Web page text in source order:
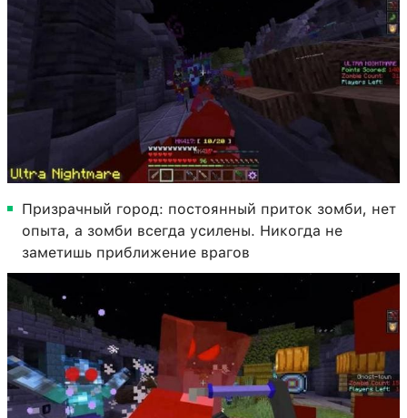
Призрачный город: постоянный приток зомби, нет
опыта, а зомби всегда усилены. Никогда не
заметишь приближение врагов